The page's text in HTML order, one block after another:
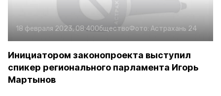
18 февраля 2023, 08:40ОбществоФото: Астрахань 24
Инициатором законопроекта выступил
спикер регионального парламента Игорь
Мартынов